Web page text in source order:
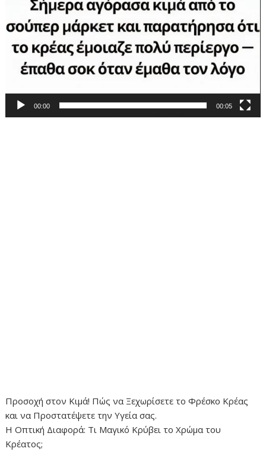
00:00 00:05
Προσοχή στον Κιμά! Πώς να Ξεχωρίσετε το Φρέσκο Κρέας
και να Προστατέψετε την Υγεία σας.
Η Οπτική Διαφορά: Τι Μαγικό Κρύβει το Χρώμα του
Κρέατος;